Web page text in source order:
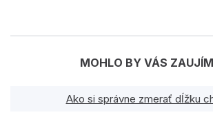
MOHLO BY VÁS
Ako si správne zmerať dĺžku